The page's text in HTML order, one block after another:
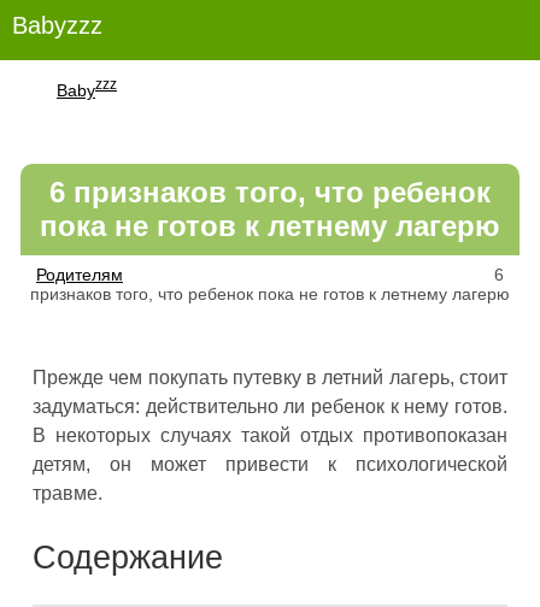
Babyzzz
Babyzzz
Родителям
6
признаков того, что ребенок пока не готов к летнему лагерю
6 признаков того, что ребенок
пока не готов к летнему лагерю
Прежде чем покупать путевку в летний лагерь, стоит
задуматься: действительно ли ребенок к нему готов.
В некоторых случаях такой отдых противопоказан
детям, он может привести к психологической
травме.
Содержание